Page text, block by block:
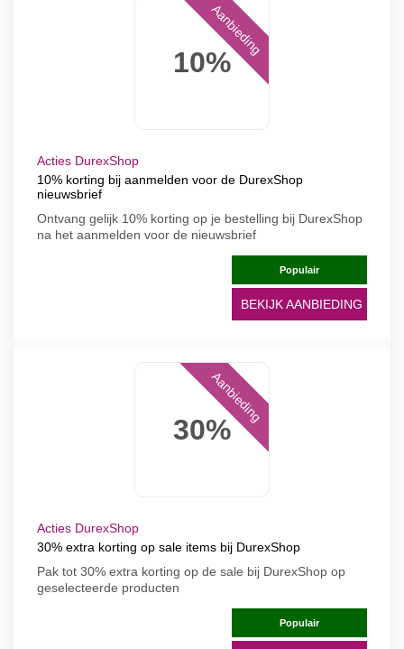
10%
Aanbieding
Acties DurexShop
10% korting bij aanmelden voor de DurexShop
nieuwsbrief
Ontvang gelijk 10% korting op je bestelling bij DurexShop
na het aanmelden voor de nieuwsbrief
Populair
BEKIJK AANBIEDING
30%
Aanbieding
Acties DurexShop
30% extra korting op sale items bij DurexShop
Pak tot 30% extra korting op de sale bij DurexShop op
geselecteerde producten
Populair